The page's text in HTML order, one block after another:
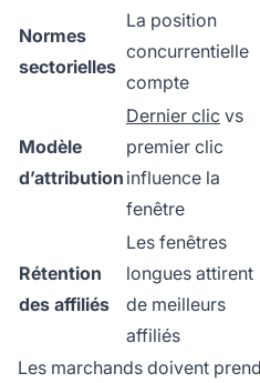
Normes
sectorielles
La position
concurrentielle
compte
Modèle
d’attribution
Dernier clic vs
premier clic
influence la
fenêtre
Rétention
des affiliés
Les fenêtres
longues attirent
de meilleurs
affiliés
Les marchands doivent